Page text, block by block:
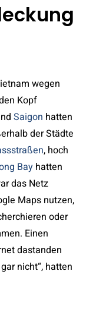
wegen
Kopf
Saigon hatten
der Städte
, hoch
Bay hatten
das Netz
Maps nutzen,
oder
Einen
dastanden
nicht“, hatten